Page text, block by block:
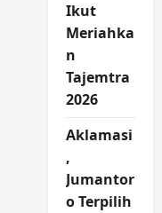
Ikut
Meriahka
n
Tajemtra
2026
Aklamasi
,
Jumantor
o Terpilih